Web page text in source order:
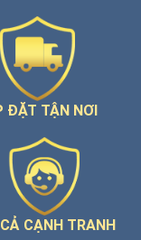
ĐẶT TẬN NƠI
CẠNH TRANH